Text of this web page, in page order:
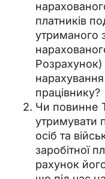
платників
утриманого
Розрахунок)
нарахування
працівнику?
Чи повинне
утримувати
осіб та
заробітної
рахунок